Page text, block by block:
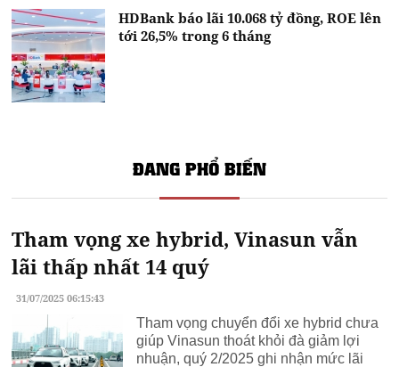
HDBank báo lãi 10.068 tỷ đồng, ROE lên
tới 26,5% trong 6 tháng
ĐANG PHỔ BIẾN
Tham vọng xe hybrid, Vinasun vẫn
lãi thấp nhất 14 quý
31/07/2025 06:15:43
Tham vọng chuyển đổi xe hybrid chưa
giúp Vinasun thoát khỏi đà giảm lợi
nhuận, quý 2/2025 ghi nhận mức lãi